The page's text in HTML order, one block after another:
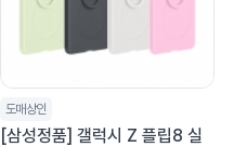
도매상인
[삼성정품] 갤럭시 Z 플립8 실